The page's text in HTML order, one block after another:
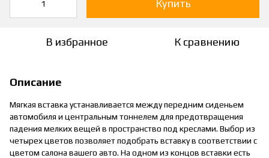
Купить
В избранное К сравнению
Описание
Мягкая вставка устанавливается между передним сиденьем
автомобиля и центральным тоннелем для предотвращения
падения мелких вещей в пространство под креслами. Выбор из
четырех цветов позволяет подобрать вставку в соответствии с
цветом салона вашего авто. На одном из концов вставки есть